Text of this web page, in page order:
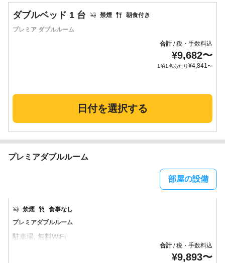
プレミア ダブルルーム
禁煙 朝食付き
ダブルベッド 1 台
合計/税・手数料込
¥9,682〜
1泊1名あたり¥4,841〜
日付を選択する
プレミアダブルルーム
部屋の設備
プレミアダブルルーム
禁煙 食事なし
合計/税・手数料込
¥9,893〜